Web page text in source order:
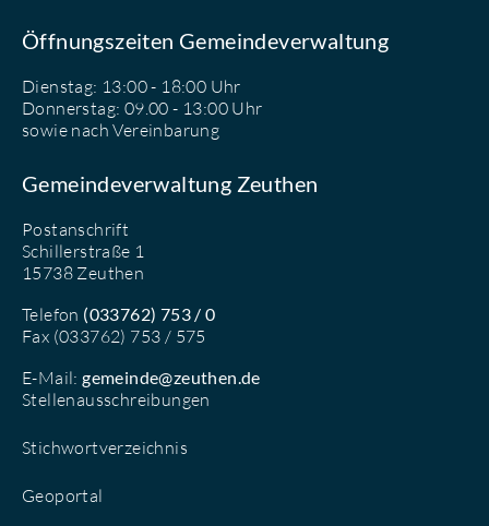
Öffnungszeiten Gemeindeverwaltung
Dienstag: 13:00 - 18:00 Uhr
Donnerstag: 09.00 - 13:00 Uhr
sowie nach Vereinbarung
Gemeindeverwaltung Zeuthen
Postanschrift
Schillerstraße 1
15738 Zeuthen
Telefon (033762) 753 / 0
Fax (033762) 753 / 575
E-Mail:gemeinde@zeuthen.de
Stellenausschreibungen
Stichwortverzeichnis
Geoportal